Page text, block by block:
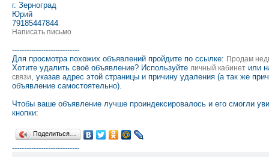
г. Зерноград
Юрий
79185447844
Написать письмо
----------------------------
Для просмотра похожих объявлений пройдите по ссылке: Продам
Хотите удалить своё объявление? Используйте личный кабинет или
связи, указав адрес этой страницы и причину удаления (а так же
объявление самостоятельно).
Чтобы ваше объявление лучше проиндексировалось и его смогли
кнопки:
Поделиться…
----------------------------